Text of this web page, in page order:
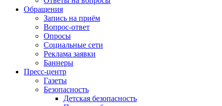
Обращения
Запись на приём
Вопрос-ответ
Опросы
Социальные сети
Реклама заявки
Баннеры
Пресс-центр
Газеты
Безопасность
Детская безопасность